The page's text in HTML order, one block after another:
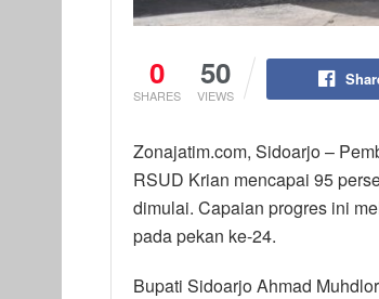
0
SHARES
50
VIEWS
Zonajatim.com, Sidoarjo –
RSUD Krian mencapai 95
dimulai. Capaian progres ini
pada pekan ke-24.
Bupati Sidoarjo Ahmad